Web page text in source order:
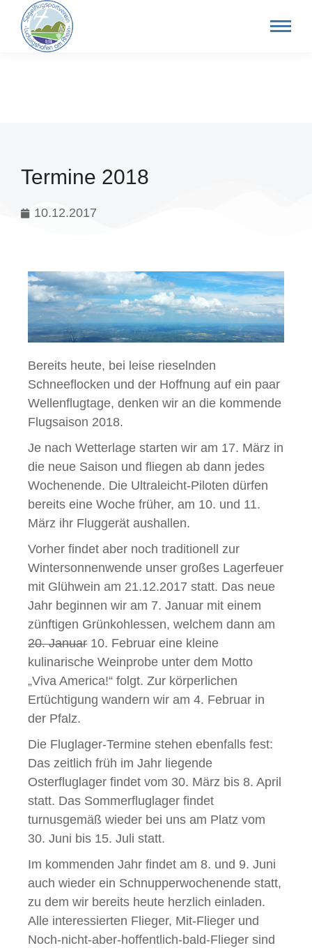
Termine 2018
10.12.2017
Bereits heute, bei leise rieselnden
Schneeflocken und der Hoffnung auf ein paar
Wellenflugtage, denken wir an die kommende
Flugsaison 2018.
Je nach Wetterlage starten wir am 17. März in
die neue Saison und fliegen ab dann jedes
Wochenende. Die Ultraleicht-Piloten dürfen
bereits eine Woche früher, am 10. und 11.
März ihr Fluggerät aushallen.
Vorher findet aber noch traditionell zur
Wintersonnenwende unser großes Lagerfeuer
mit Glühwein am 21.12.2017 statt. Das neue
Jahr beginnen wir am 7. Januar mit einem
zünftigen Grünkohlessen, welchem dann am
20. Januar 10. Februar eine kleine
kulinarische Weinprobe unter dem Motto
„Viva America!“ folgt. Zur körperlichen
Ertüchtigung wandern wir am 4. Februar in
der Pfalz.
Die Fluglager-Termine stehen ebenfalls fest:
Das zeitlich früh im Jahr liegende
Osterfluglager findet vom 30. März bis 8. April
statt. Das Sommerfluglager findet
turnusgemäß wieder bei uns am Platz vom
30. Juni bis 15. Juli statt.
Im kommenden Jahr findet am 8. und 9. Juni
auch wieder ein Schnupperwochenende statt,
zu dem wir bereits heute herzlich einladen.
Alle interessierten Flieger, Mit-Flieger und
Noch-nicht-aber-hoffentlich-bald-Flieger sind